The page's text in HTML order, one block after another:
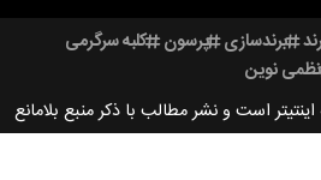
برندسازی پرسون کلبه سرگرمی
نظمی نوین
است و نشر مطالب با ذکر منبع بلامانع